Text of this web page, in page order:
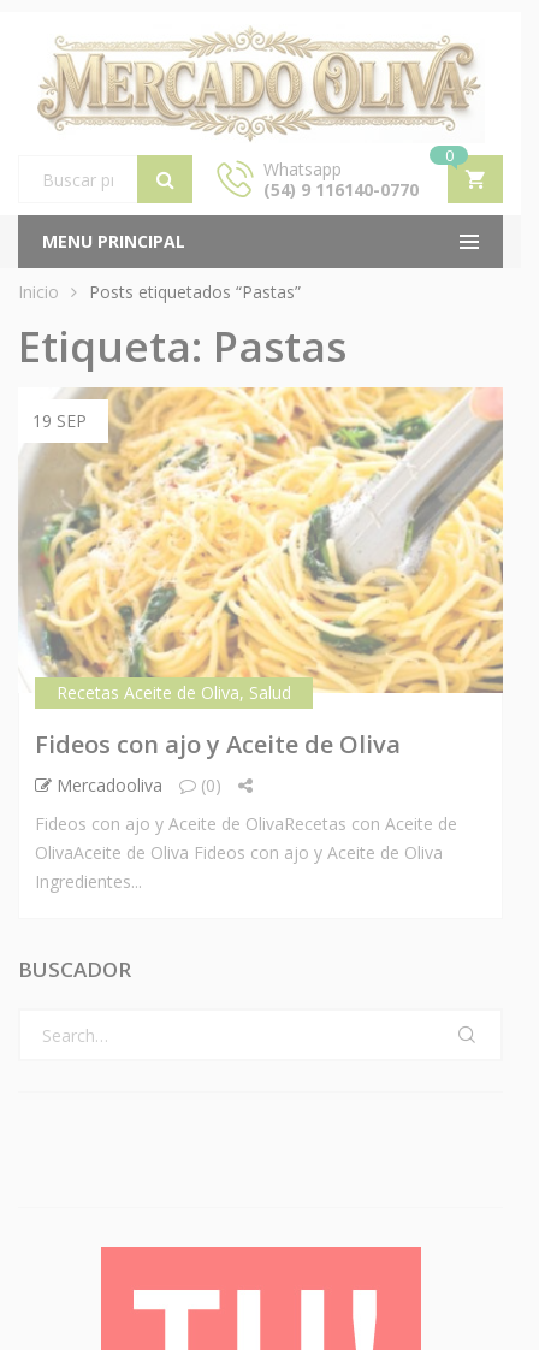
Products
search
Whatsapp
(54) 9 116140-0770
0
MENU PRINCIPAL
Inicio Posts etiquetados “Pastas”
Etiqueta: Pastas
19 SEP
Recetas Aceite de Oliva, Salud
Fideos con ajo y Aceite de Oliva
Mercadooliva
(0)
Fideos con ajo y Aceite de OlivaRecetas con Aceite de
OlivaAceite de Oliva Fideos con ajo y Aceite de Oliva
Ingredientes...
BUSCADOR